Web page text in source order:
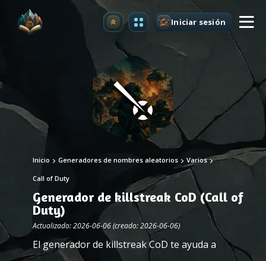
Mejorar Iniciar sesión
Inicio Generadores de nombres aleatorios Varios
Call of Duty
Generador de killstreak CoD (Call of
Duty)
Actualizado: 2026-06-06 (creado: 2026-06-06)
El generador de killstreak CoD te ayuda a